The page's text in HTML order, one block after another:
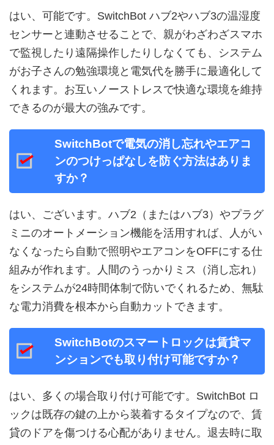
はい、可能です。SwitchBot ハブ2やハブ3の温湿度
センサーと連動させることで、親がわざわざスマホ
で監視したり遠隔操作したりしなくても、システム
がお子さんの勉強環境と電気代を勝手に最適化して
くれます。お互いノーストレスで快適な環境を維持
できるのが最大の強みです。
SwitchBotで電気の消し忘れやエアコ
ンのつけっぱなしを防ぐ方法はありま
すか？
はい、ございます。ハブ2（またはハブ3）やプラグ
ミニのオートメーション機能を活用すれば、人がい
なくなったら自動で照明やエアコンをOFFにする仕
組みが作れます。人間のうっかりミス（消し忘れ）
をシステムが24時間体制で防いでくれるため、無駄
な電力消費を根本から自動カットできます。
SwitchBotのスマートロックは賃貸マ
ンションでも取り付け可能ですか？
はい、多くの場合取り付け可能です。SwitchBot ロ
ックは既存の鍵の上から装着するタイプなので、賃
貸のドアを傷つける心配がありません。退去時に取